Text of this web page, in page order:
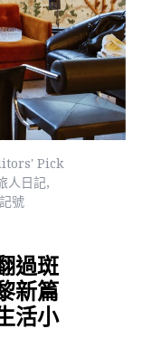
Pick
人日記,
號
過斑
新篇
活小